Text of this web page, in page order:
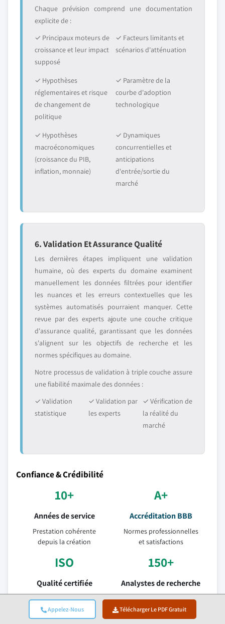
Appelez-Nous Télécharger Le PDF Gratuit
Chaque prévision comprend une documentation
explicite de :
✓ Principaux moteurs de
croissance et leur impact
supposé
✓ Facteurs limitants et
scénarios d'atténuation
✓ Hypothèses
réglementaires et risque
de changement de
politique
✓ Paramètre de la
courbe d'adoption
technologique
✓ Hypothèses
macroéconomiques
(croissance du PIB,
inflation, monnaie)
✓ Dynamiques
concurrentielles et
anticipations
d'entrée/sortie du
marché
6. Validation Et Assurance Qualité
Les dernières étapes impliquent une validation
humaine, où des experts du domaine examinent
manuellement les données filtrées pour identifier
les nuances et les erreurs contextuelles que les
systèmes automatisés pourraient manquer. Cette
revue par des experts ajoute une couche critique
d'assurance qualité, garantissant que les données
s'alignent sur les objectifs de recherche et les
normes spécifiques au domaine.
Notre processus de validation à triple couche assure
une fiabilité maximale des données :
✓ Validation
statistique
✓ Validation par
les experts
✓ Vérification de
la réalité du
marché
Confiance & Crédibilité
10+
Années de service
Prestation cohérente
depuis la création
A+
Accréditation BBB
Normes professionnelles
et satisfactions
ISO
Qualité certifiée
Entreprise certifiée ISO
9001-2015
150+
Analystes de recherche
Dans plus de 10 secteurs
industriels